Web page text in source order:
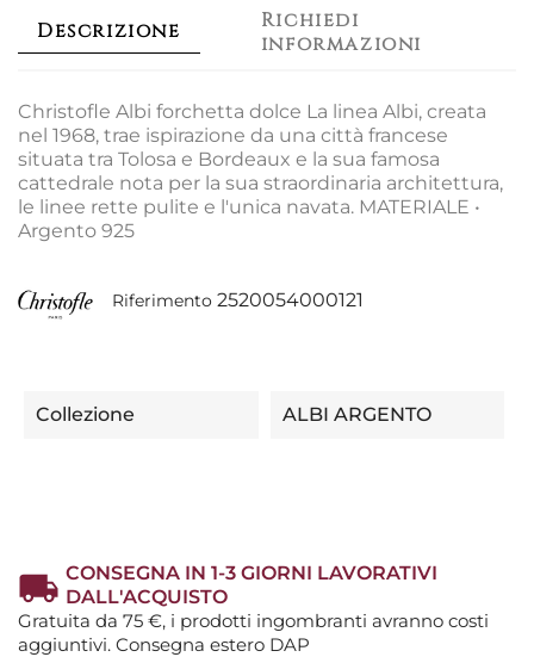
Descrizione
Richiedi
informazioni
Christofle Albi forchetta dolce La linea Albi, creata
nel 1968, trae ispirazione da una città francese
situata tra Tolosa e Bordeaux e la sua famosa
cattedrale nota per la sua straordinaria architettura,
le linee rette pulite e l'unica navata. MATERIALE •
Argento 925
Riferimento 2520054000121
Collezione ALBI ARGENTO
CONSEGNA IN 1-3 GIORNI LAVORATIVI
DALL'ACQUISTO
Gratuita da 75 €, i prodotti ingombranti avranno costi
aggiuntivi. Consegna estero DAP